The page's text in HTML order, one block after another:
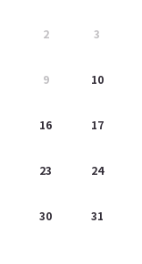
2 3
9 10
16 17
23 24
30 31